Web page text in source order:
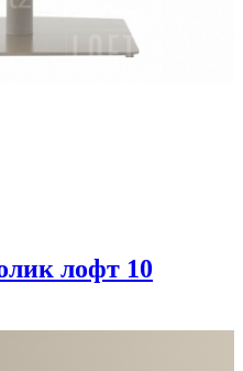
лофт 10